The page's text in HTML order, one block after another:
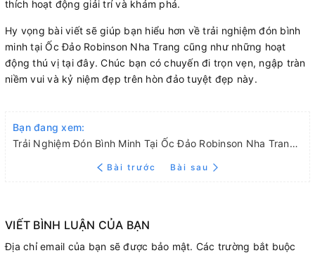
thích hoạt động giải trí và khám phá.
Hy vọng bài viết sẽ giúp bạn hiểu hơn về trải nghiệm đón bình
minh tại Ốc Đảo Robinson Nha Trang cũng như những hoạt
động thú vị tại đây. Chúc bạn có chuyến đi trọn vẹn, ngập tràn
niềm vui và kỷ niệm đẹp trên hòn đảo tuyệt đẹp này.
Bạn đang xem:
Trải Nghiệm Đón Bình Minh Tại Ốc Đảo Robinson Nha Trang – Vẻ Đẹp Hoang Sơ Và Bình Yên
Bài trước Bài sau
VIẾT BÌNH LUẬN CỦA BẠN
Địa chỉ email của bạn sẽ được bảo mật. Các trường bắt buộc